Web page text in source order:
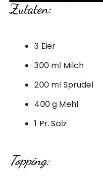
Zutaten:
3 Eier
300 ml Milch
200 ml Sprudel
400 g Mehl
1 Pr. Salz
Topping: